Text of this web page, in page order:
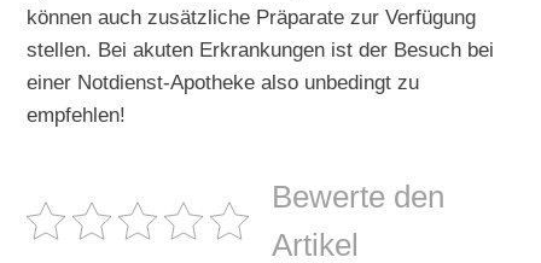
können auch zusätzliche Präparate zur Verfügung
stellen. Bei akuten Erkrankungen ist der Besuch bei
einer Notdienst-Apotheke also unbedingt zu
empfehlen!
Bewerte den
Artikel